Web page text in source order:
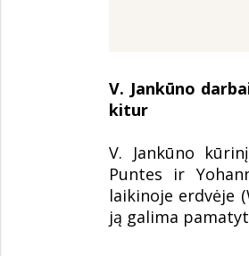
V. Jankūno
kitur
V. Jankūno
Puntes ir
laikinoje erdvėje
ją galima